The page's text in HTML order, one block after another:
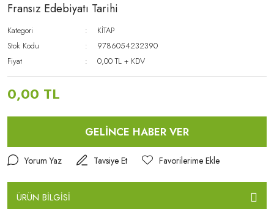
Fransız Edebiyatı Tarihi
Kategori
KİTAP
Stok Kodu
9786054232390
Fiyat
0,00 TL + KDV
0,00 TL
GELİNCE HABER VER
Yorum Yaz Tavsiye Et
ÜRÜN BİLGİSİ